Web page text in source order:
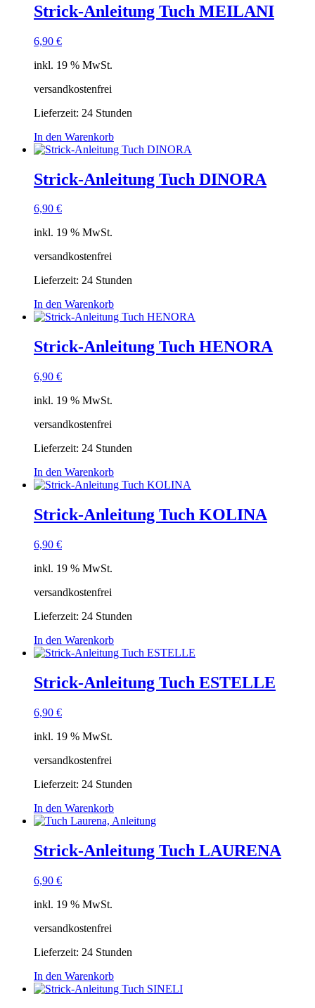
Strick-Anleitung Tuch MEILANI
6,90 €
inkl. 19 % MwSt.
versandkostenfrei
Lieferzeit: 24 Stunden
In den Warenkorb
Strick-Anleitung Tuch DINORA
6,90 €
inkl. 19 % MwSt.
versandkostenfrei
Lieferzeit: 24 Stunden
In den Warenkorb
Strick-Anleitung Tuch HENORA
6,90 €
inkl. 19 % MwSt.
versandkostenfrei
Lieferzeit: 24 Stunden
In den Warenkorb
Strick-Anleitung Tuch KOLINA
6,90 €
inkl. 19 % MwSt.
versandkostenfrei
Lieferzeit: 24 Stunden
In den Warenkorb
Strick-Anleitung Tuch ESTELLE
6,90 €
inkl. 19 % MwSt.
versandkostenfrei
Lieferzeit: 24 Stunden
In den Warenkorb
Strick-Anleitung Tuch LAURENA
6,90 €
inkl. 19 % MwSt.
versandkostenfrei
Lieferzeit: 24 Stunden
In den Warenkorb